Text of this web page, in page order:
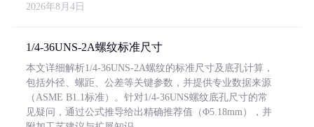
2026年8月4日
1/4-36UNS-2A螺纹标准尺寸
本文详细解析1/4-36UNS-2A螺纹的标准尺寸及底孔计算，
包括外径、螺距、公差等关键参数，并提供专业数据来源
（ASME B1.1标准）。针对1/4-36UNS螺纹底孔尺寸的常
见疑问，通过公式推导给出精确推荐值（Φ5.18mm），并